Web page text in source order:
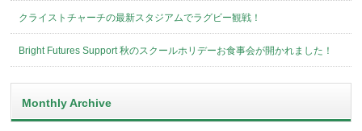
クライストチャーチの最新スタジアムでラグビー観戦！
Bright Futures Support 秋のスクールホリデーお食事会が開かれました！
Monthly Archive